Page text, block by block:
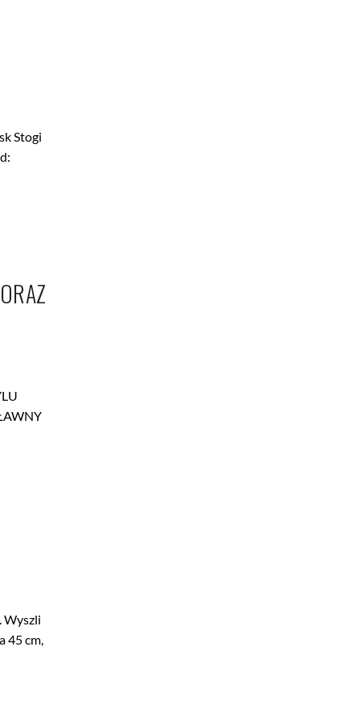
Stogi
Wyszli
45 cm,